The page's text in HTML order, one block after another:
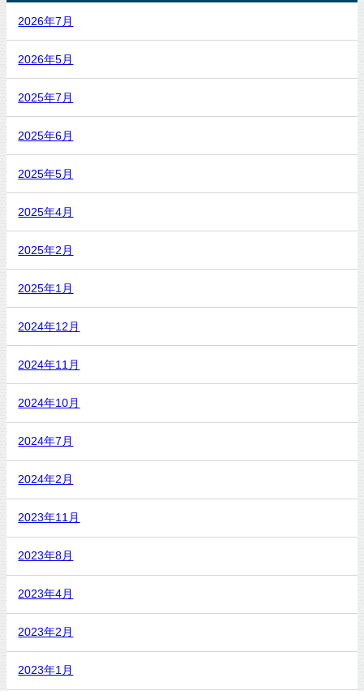
2026年7月
2026年5月
2025年7月
2025年6月
2025年5月
2025年4月
2025年2月
2025年1月
2024年12月
2024年11月
2024年10月
2024年7月
2024年2月
2023年11月
2023年8月
2023年4月
2023年2月
2023年1月